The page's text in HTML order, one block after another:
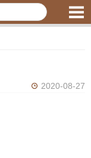
2020-08-27